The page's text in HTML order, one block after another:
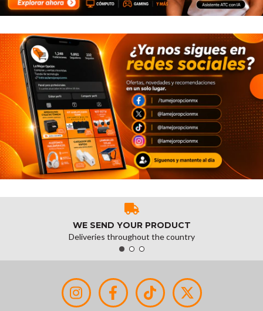
WE SEND YOUR PRODUCT
Deliveries throughout the country